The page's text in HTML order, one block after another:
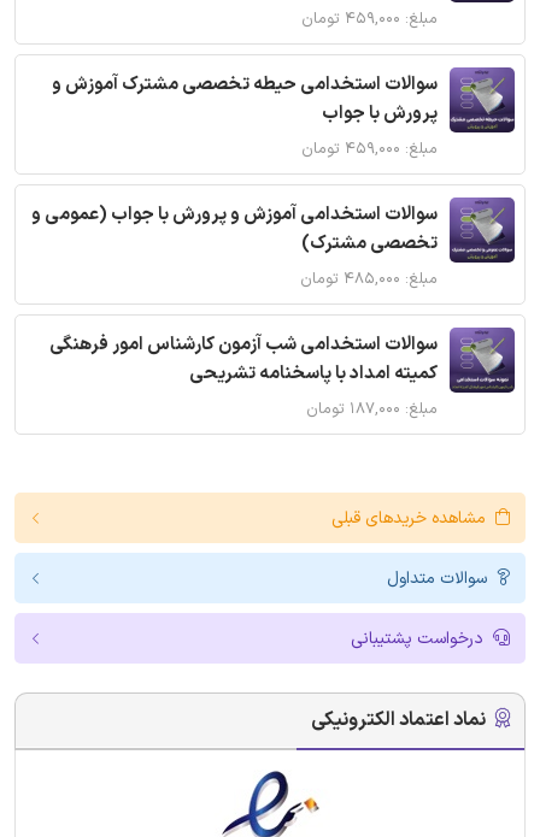
مبلغ: ۴۵۹,۰۰۰ تومان
سوالات استخدامی حیطه تخصصی مشترک آموزش و
پرورش با جواب
مبلغ: ۴۵۹,۰۰۰ تومان
سوالات استخدامی آموزش و پرورش با جواب (عمومی و
تخصصی مشترک)
مبلغ: ۴۸۵,۰۰۰ تومان
سوالات استخدامی شب آزمون کارشناس امور فرهنگی
کمیته امداد با پاسخنامه تشریحی
مبلغ: ۱۸۷,۰۰۰ تومان
مشاهده خریدهای قبلی
سوالات متداول
درخواست پشتیبانی
نماد اعتماد الکترونیکی